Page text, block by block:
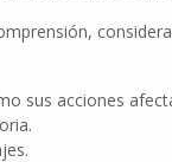
sus acciones